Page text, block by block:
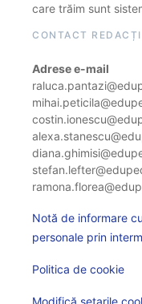
care trăim sunt
CONTACT
Adrese e-mail
Notă de informare
personale prin
Politica de cookie
Modifică setarile